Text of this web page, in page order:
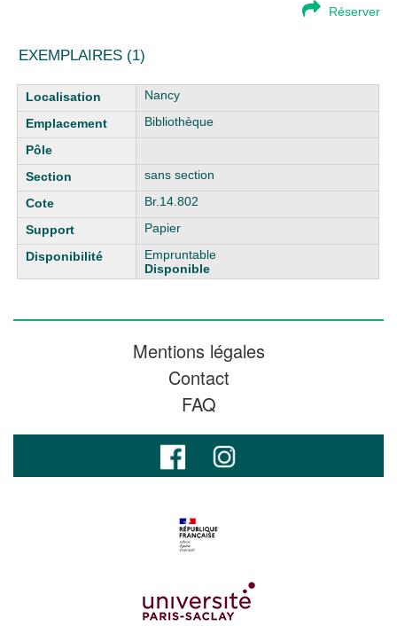
Réserver
EXEMPLAIRES (1)
Liste des exemplaires
Nancy
Bibliothèque
sans section
Br.14.802
Papier
Empruntable
Disponible
Mentions légales
Contact
FAQ